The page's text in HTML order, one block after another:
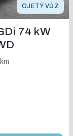
OJETÝ VŮZ
74 kW